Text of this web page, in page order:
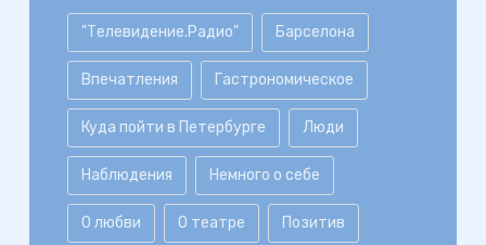
"Телевидение.Радио" Барселона
Впечатления Гастрономическое
Куда пойти в Петербурге Люди
Наблюдения Немного о себе
О любви О театре Позитив